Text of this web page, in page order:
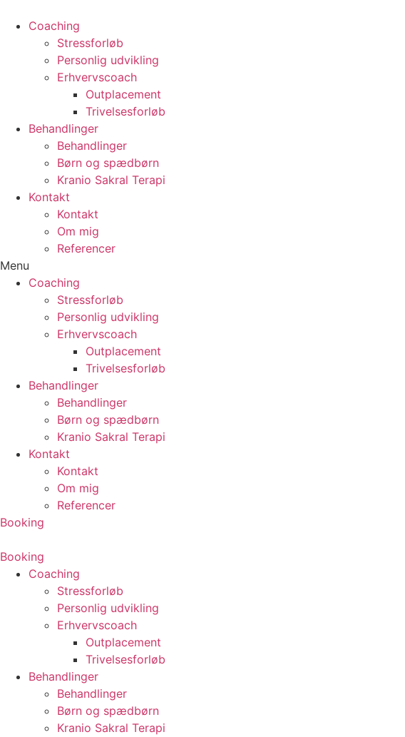
Coaching
Stressforløb
Personlig udvikling
Erhvervscoach
Outplacement
Trivelsesforløb
Behandlinger
Behandlinger
Børn og spædbørn
Kranio Sakral Terapi
Kontakt
Kontakt
Om mig
Referencer
Menu
Coaching
Stressforløb
Personlig udvikling
Erhvervscoach
Outplacement
Trivelsesforløb
Behandlinger
Behandlinger
Børn og spædbørn
Kranio Sakral Terapi
Kontakt
Kontakt
Om mig
Referencer
Booking
Booking
Coaching
Stressforløb
Personlig udvikling
Erhvervscoach
Outplacement
Trivelsesforløb
Behandlinger
Behandlinger
Børn og spædbørn
Kranio Sakral Terapi